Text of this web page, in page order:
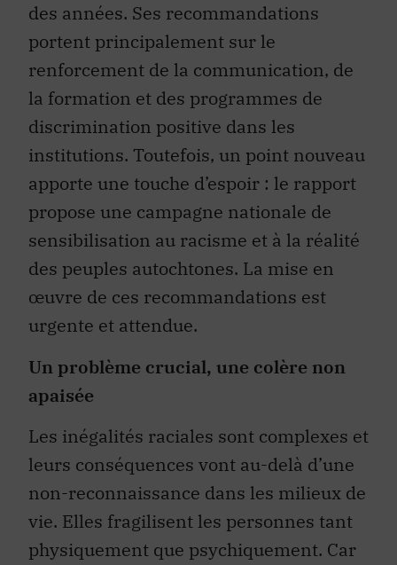
des années. Ses recommandations
portent principalement sur le
renforcement de la communication, de
la formation et des programmes de
discrimination positive dans les
institutions. Toutefois, un point nouveau
apporte une touche d’espoir : le rapport
propose une campagne nationale de
sensibilisation au racisme et à la réalité
des peuples autochtones. La mise en
œuvre de ces recommandations est
urgente et attendue.
Un problème crucial, une colère non
apaisée
Les inégalités raciales sont complexes et
leurs conséquences vont au-delà d’une
non-reconnaissance dans les milieux de
vie. Elles fragilisent les personnes tant
physiquement que psychiquement. Car